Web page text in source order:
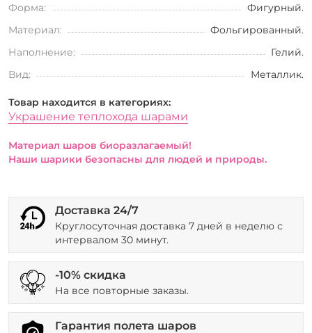
Форма:
Фигурный.
Материал:
Фольгированный.
Наполнение:
Гелий.
Вид:
Металлик.
Товар находится в категориях:
Украшение теплохода шарами
Материал шаров биоразлагаемый!
Наши шарики безопасны для людей и природы.
Доставка 24/7
Круглосуточная доставка 7 дней в неделю с
интервалом 30 минут.
-10% скидка
На все повторные заказы.
Гарантия полета шаров